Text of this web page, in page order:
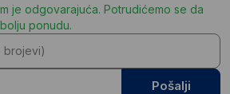
je odgovarajuća. Potrudićemo se da
ponudu.
Pošalji